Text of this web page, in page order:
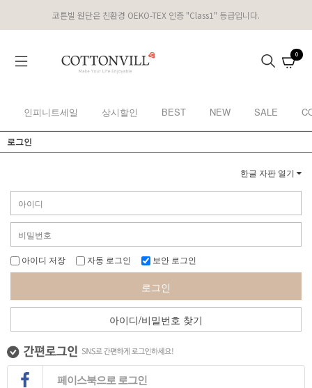
코튼빌 원단은 친환경 OEKO-TEX 인증 "Class1" 등급입니다.
0
인피니트세일 상시할인 BEST NEW SALE
로그인
한글 자판 열기
아이디 저장 자동 로그인 보안 로그인
로그인
아이디/비밀번호 찾기
페이스북으로 로그인